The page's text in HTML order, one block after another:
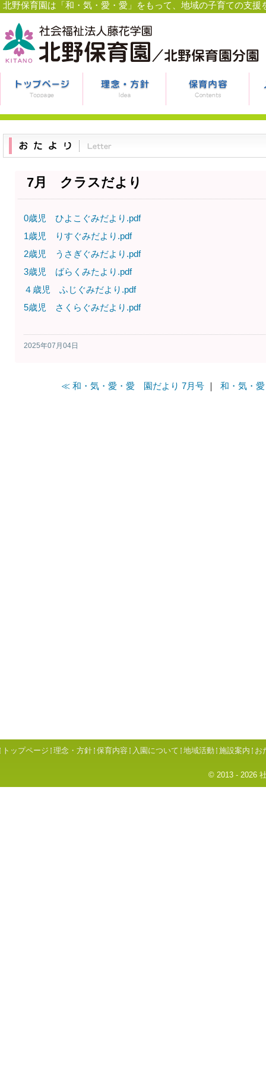
北野保育園は「和・気・愛・愛」をもって、地域の子育ての支援
7月 クラスだより
0歳児 ひよこぐみだより.pdf
1歳児 りすぐみだより.pdf
2歳児 うさぎぐみだより.pdf
3歳児 ばらくみたより.pdf
４歳児 ふじぐみだより.pdf
5歳児 さくらぐみだより.pdf
2025年07月04日
≪ 和・気・愛・愛 園だより 7月号 ｜ 和・気・
トップページ 理念・方針 保育内容 入園について 地域活動 施設案内 お
© 2013 - 2026